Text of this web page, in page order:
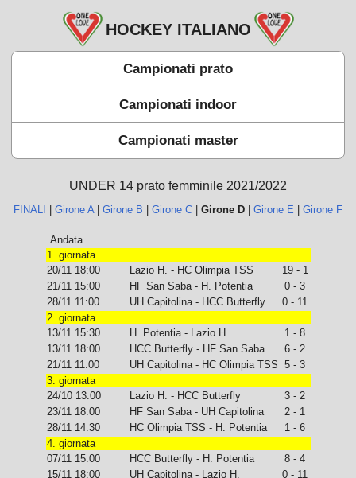
HOCKEY ITALIANO
Campionati prato
Campionati indoor
Campionati master
UNDER 14 prato femminile 2021/2022
FINALI Girone A| Girone B Girone C Girone D Girone E Girone F
Andata
1. giornata
20/11 18:00
Lazio H. - HC Olimpia TSS
19 - 1
21/11 15:00
HF San Saba - H. Potentia
0 - 3
28/11 11:00
UH Capitolina - HCC Butterfly
0 - 11
2. giornata
13/11 15:30
H. Potentia - Lazio H.
1 - 8
13/11 18:00
HCC Butterfly - HF San Saba
6 - 2
21/11 11:00
UH Capitolina - HC Olimpia TSS 5 - 3
3. giornata
24/10 13:00
Lazio H. - HCC Butterfly
3 - 2
23/11 18:00
HF San Saba - UH Capitolina
2 - 1
28/11 14:30
HC Olimpia TSS - H. Potentia
1 - 6
4. giornata
07/11 15:00
HCC Butterfly - H. Potentia
8 - 4
15/11 18:00
UH Capitolina - Lazio H.
0 - 11